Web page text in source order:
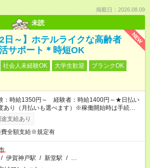
掲載日：2026.08.09
未読
NEW
日～】ホテルライクな高齢者
サポート＊時短OK
社会人未経験OK 大学生歓迎
ブランクOK
：時給1350円～ 経験者：時給1400円～★日払い
あり（月払いも選べます）※稼働開始時は手続き完
払いとなります。
支給あり
費全額支給※規定有
/ 伊賀神戸駅 / 新堂駅 / …